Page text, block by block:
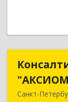
Санкт-